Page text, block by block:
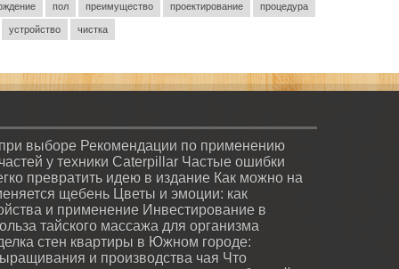
пол преимущество проектирование процедура
устройство чистка
выборе Рекомендации по применению
у техники Caterpillar Частые ошибки
превратить идею в издание Как можно на
щебень Цветы и эмоции: как
и применение Инвестирование в
тайского массажа для организма
стен квартиры в Южном городе:
и производства чая Что